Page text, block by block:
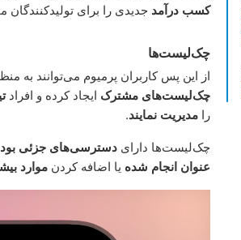
کسب درآمد جدیدی را برای تولیدکنندگان
چک‌لیست‌ها
از این پس کاربران پرمیوم می‌توانند به
چک‌لیست‌های مشترک ایجاد کرده و افراد
را مدیریت نمایند.
چک‌لیست‌ها دارای دسترسی‌های جزئی
عنوان انجام شده یا اضافه کردن موارد